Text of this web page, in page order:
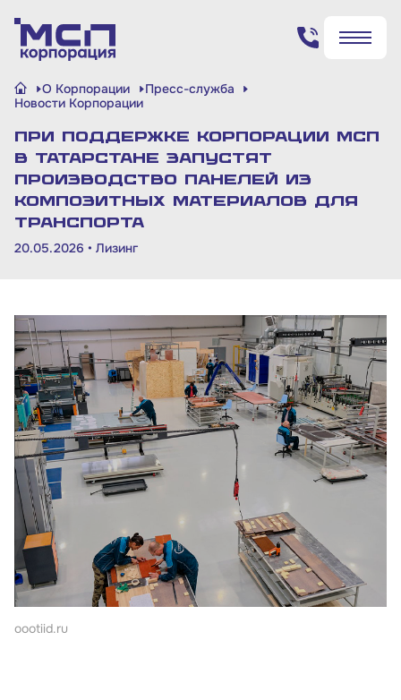
Найти
Поиск по сайту
✖
Найти
О Корпорации
Пресс-служба
Новости Корпорации
При поддержке Корпорации МСП
в Татарстане запустят
производство панелей из
композитных материалов для
транспорта
20.05.2026 • Лизинг
oootiid.ru